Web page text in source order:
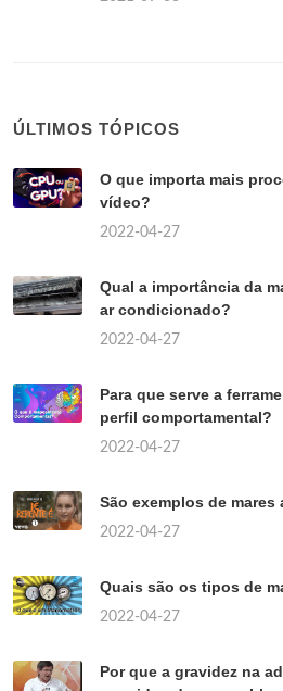
ÚLTIMOS TÓPICOS
O que importa mais
vídeo?
2022-04-27
Qual a importância da
ar condicionado?
2022-04-27
Para que serve a
perfil comportamental?
2022-04-27
São exemplos de mares
2022-04-27
Quais são os tipos de
2022-04-27
Por que a gravidez na